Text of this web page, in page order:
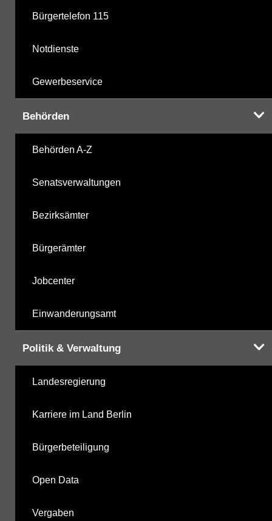
Bürgertelefon 115
Notdienste
Gewerbeservice
Behörden
Behörden A-Z
Senatsverwaltungen
Bezirksämter
Bürgerämter
Jobcenter
Einwanderungsamt
Politik & Verwaltung
Landesregierung
Karriere im Land Berlin
Bürgerbeteiligung
Open Data
Vergaben